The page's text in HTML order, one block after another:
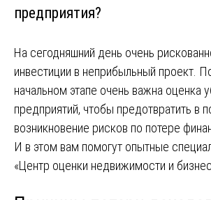
предприятия?
На сегодняшний день очень
инвестиции в неприбыльный проект.
начальном этапе очень важна оценка
предприятий, чтобы предотвратить в
возникновение рисков по потере
И в этом вам помогут опытные
«Центр оценки недвижимости и